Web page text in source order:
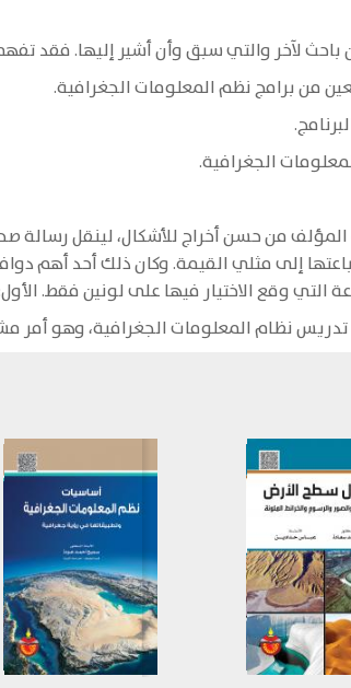
من برامج نظم المعلومات الجغرافية.
الجغرافية.
المؤلف من حسن أخراج للأشكال، لينقل
إلى مثلي القيمة. وكان ذلك أحد أهم
التي وقع الاختيار فيها على لونين فقط.